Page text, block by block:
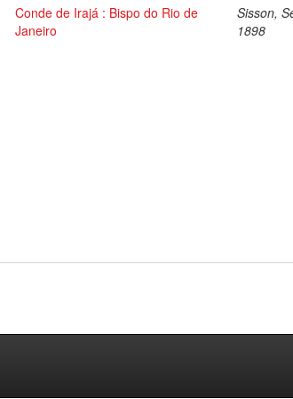
Conde de Irajá : Bispo do Rio de
Janeiro
Sisson,
1898